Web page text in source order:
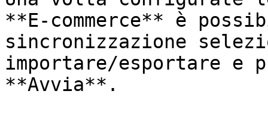
**E-commerce** è
sincronizzazione
importare/esportare e
**Avvia**.